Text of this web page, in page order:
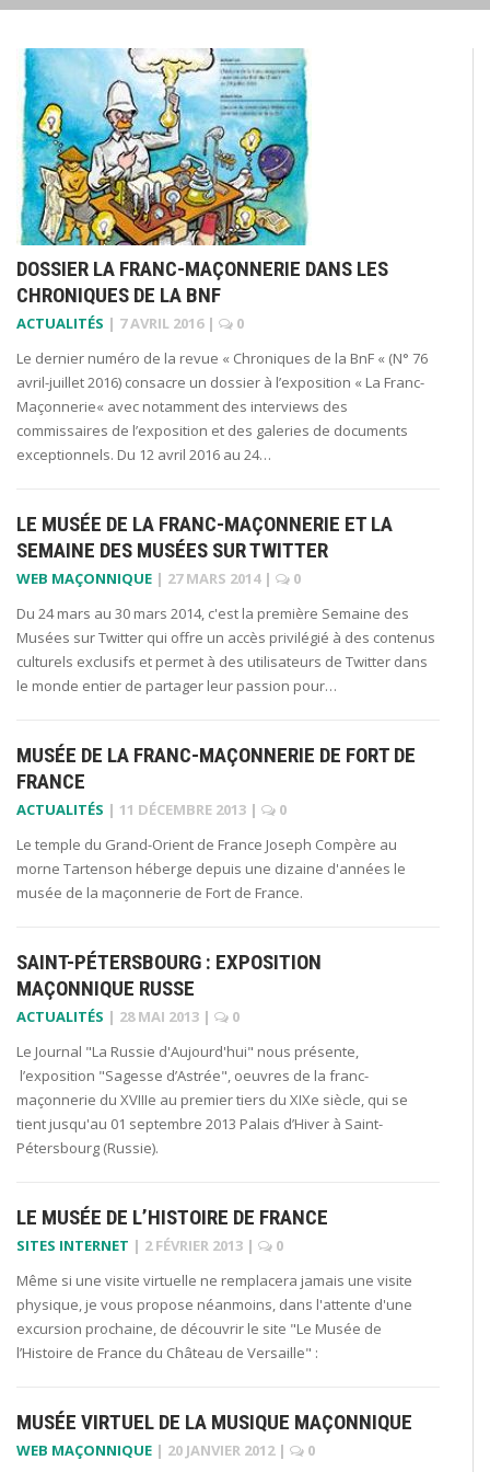
DOSSIER LA FRANC-MAÇONNERIE DANS LES
CHRONIQUES DE LA BNF
ACTUALITÉS | 7 AVRIL 2016 |
0
Le dernier numéro de la revue « Chroniques de la BnF « (N° 76
avril-juillet 2016) consacre un dossier à l’exposition « La Franc-
Maçonnerie« avec notamment des interviews des
commissaires de l’exposition et des galeries de documents
exceptionnels. Du 12 avril 2016 au 24…
LE MUSÉE DE LA FRANC-MAÇONNERIE ET LA
SEMAINE DES MUSÉES SUR TWITTER
WEB MAÇONNIQUE | 27 MARS 2014 |
0
Du 24 mars au 30 mars 2014, c'est la première Semaine des
Musées sur Twitter qui offre un accès privilégié à des contenus
culturels exclusifs et permet à des utilisateurs de Twitter dans
le monde entier de partager leur passion pour…
MUSÉE DE LA FRANC-MAÇONNERIE DE FORT DE
FRANCE
ACTUALITÉS | 11 DÉCEMBRE 2013 |
0
Le temple du Grand-Orient de France Joseph Compère au
morne Tartenson héberge depuis une dizaine d'années le
musée de la maçonnerie de Fort de France.
SAINT-PÉTERSBOURG : EXPOSITION
MAÇONNIQUE RUSSE
ACTUALITÉS | 28 MAI 2013 |
0
Le Journal "La Russie d'Aujourd'hui" nous présente,
l’exposition "Sagesse d’Astrée", oeuvres de la franc-
maçonnerie du XVIIIe au premier tiers du XIXe siècle, qui se
tient jusqu'au 01 septembre 2013 Palais d’Hiver à Saint-
Pétersbourg (Russie).
LE MUSÉE DE L’HISTOIRE DE FRANCE
SITES INTERNET | 2 FÉVRIER 2013 |
0
Même si une visite virtuelle ne remplacera jamais une visite
physique, je vous propose néanmoins, dans l'attente d'une
excursion prochaine, de découvrir le site "Le Musée de
l’Histoire de France du Château de Versaille" :
MUSÉE VIRTUEL DE LA MUSIQUE MAÇONNIQUE
WEB MAÇONNIQUE | 20 JANVIER 2012 | 0